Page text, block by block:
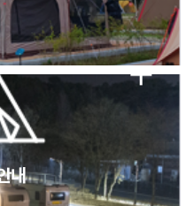
점 점검의 날 변경 안내
운영 공지
점검의 날 변경 안내
내